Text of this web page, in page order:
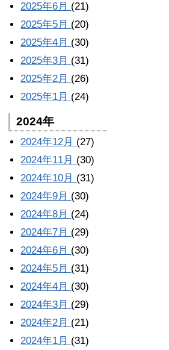
2025年6月 (21)
2025年5月 (20)
2025年4月 (30)
2025年3月 (31)
2025年2月 (26)
2025年1月 (24)
2024年
2024年12月 (27)
2024年11月 (30)
2024年10月 (31)
2024年9月 (30)
2024年8月 (24)
2024年7月 (29)
2024年6月 (30)
2024年5月 (31)
2024年4月 (30)
2024年3月 (29)
2024年2月 (21)
2024年1月 (31)